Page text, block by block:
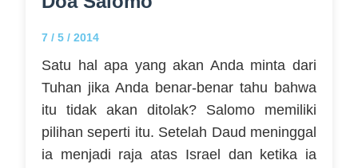
7 / 5 / 2014
Satu hal apa yang akan Anda minta dari
Tuhan jika Anda benar-benar tahu bahwa
itu tidak akan ditolak? Salomo memiliki
pilihan seperti itu. Setelah Daud meninggal
ia menjadi raja atas Israel dan ketika ia